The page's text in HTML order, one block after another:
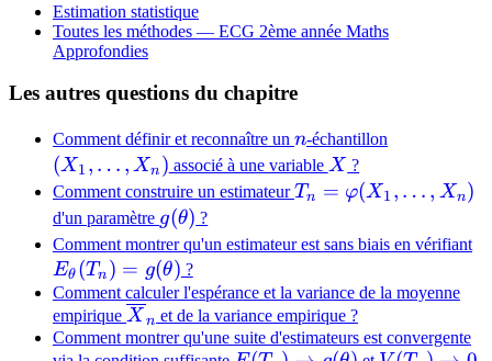
Estimation statistique
Toutes les méthodes — ECG 2ème année Maths
Approfondies
Les autres questions du chapitre
Comment définir et reconnaître un n
n-échantillon
X_n)
(X1 , … , Xn ) associé à une variable X
X ?
Comment construire un estimateurT_n =
\dots, X_n)
Tn = φ(X1 , … , Xn)
d'un paramètre g(\theta)
g(θ) ?
Comment montrer qu'un estimateur est sans biais en vérifiant
Eθ (Tn ) = g(θ) ?
Comment calculer l'espérance et la variance de la moyenne
empirique \overline{X}_n
X n et de la variance empirique ?
Comment montrer qu'une suite d'estimateurs est convergente